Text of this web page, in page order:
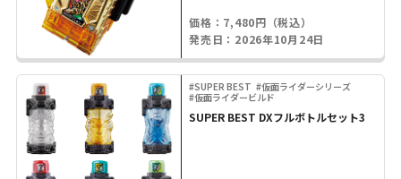
価格：7,480円（税込）
発売日：2026年10月24日
#SUPER BEST #仮面ライダーシリーズ
#仮面ライダービルド
SUPER BEST DXフルボトルセット3